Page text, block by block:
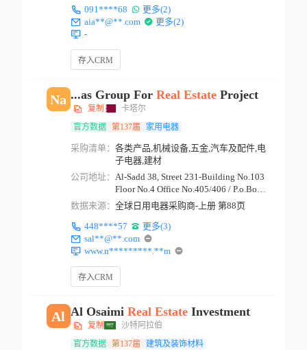
091****68
更多(2)
aia**@**.com
更多(2)
-
存入CRM
Na ...as Group For Real EstateProject
复制
卡塔尔
官方数据 第137届 家用电器
采购清单： 各类产品,机械设备,五金,汽车及配件,电
子电器,建材
公司地址： Al-Sadd 38, Street 231-Building No.103
Floor No.4 Office No.405/406 / P.o.Box:
20088...
数据来源： 全球日用电器采购商-上册 第88页
448****57
更多(3)
sal**@**.com
www.n*********.**m
存入CRM
Al Al Osaimi Real EstateInvestment
复制
沙特阿拉伯
官方数据 第137届 建筑及装饰材料